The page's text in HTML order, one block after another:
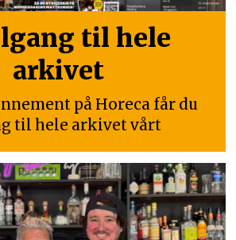
til hele
arkivet
på Horeca får du
til hele arkivet vårt